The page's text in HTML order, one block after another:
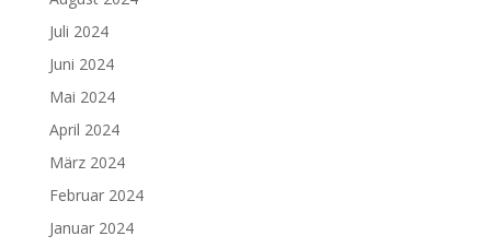
Juli 2024
Juni 2024
Mai 2024
April 2024
März 2024
Februar 2024
Januar 2024